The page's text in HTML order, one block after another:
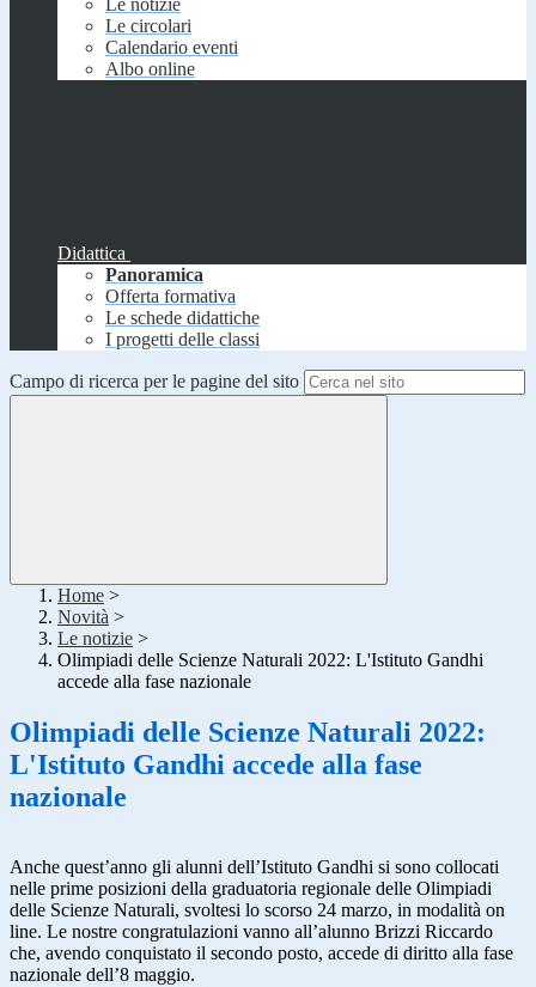
Le notizie
Le circolari
Calendario eventi
Albo online
Didattica
Panoramica
Offerta formativa
Le schede didattiche
I progetti delle classi
Campo di ricerca per le pagine del sito
Home >
Novità >
Le notizie >
Olimpiadi delle Scienze Naturali 2022: L'Istituto Gandhi
accede alla fase nazionale
Olimpiadi delle Scienze Naturali 2022:
L'Istituto Gandhi accede alla fase
nazionale
Anche quest’anno gli alunni dell’Istituto Gandhi si sono collocati
nelle prime posizioni della graduatoria regionale delle Olimpiadi
delle Scienze Naturali, svoltesi lo scorso 24 marzo, in modalità on
line. Le nostre congratulazioni vanno all’alunno Brizzi Riccardo
che, avendo conquistato il secondo posto, accede di diritto alla fase
nazionale dell’8 maggio.